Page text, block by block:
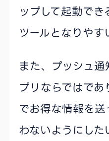
ップして起動で
ツールとなりやす
また、プッシュ
プリならではで
でお得な情報を
わないようにし